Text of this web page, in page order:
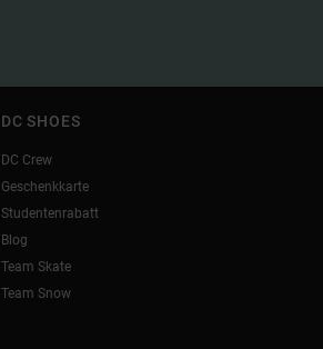
DC SHOES
DC Crew
Geschenkkarte
Studentenrabatt
Blog
Team Skate
Team Snow